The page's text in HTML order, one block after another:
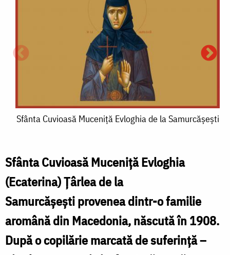
Sfânta
Muceniță
Evloghia
de
la
Samurcășești
Sfânta Cuvioasă Muceniță Evloghia de la Samurcășești
Sfânta Cuvioasă Muceniță Evloghia
(Ecaterina) Țârlea de la
Samurcășești provenea dintr-o familie
aromână din Macedonia, născută în 1908.
După o copilărie marcată de suferință –